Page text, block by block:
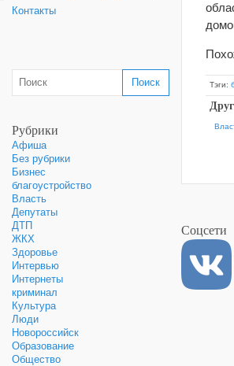
Контакты
Рубрики
Афиша
Без рубрики
Бизнес
благоустройство
Власть
Депутаты
ДТП
ЖКХ
Здоровье
Интервью
Интернеты
криминал
Культура
Люди
Новороссийск
Образование
Общество
Тэги:
Соцсети